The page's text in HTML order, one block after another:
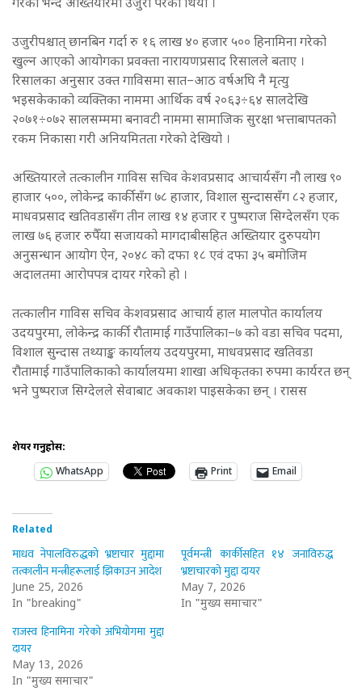
गरेको भन्दै अख्तियारमा उजुरी परेको थियो ।
उजुरीपश्चात् छानबिन गर्दा रु १६ लाख ४० हजार ५०० हिनामिना गरेको
खुल्न आएको आयोगका प्रवक्ता नारायणप्रसाद रिसालले बताए ।
रिसालका अनुसार उक्त गाविसमा सात–आठ वर्षअघि नै मृत्यु
भइसकेकाको व्यक्तिका नाममा आर्थिक वर्ष २०६३÷६४ सालदेखि
२०७१÷०७२ सालसम्ममा बनावटी नाममा सामाजिक सुरक्षा भत्ताबापतको
रकम निकासा गरी अनियमितता गरेको देखियो ।
अख्तियारले तत्कालीन गाविस सचिव केशवप्रसाद आचार्यसँग नौ लाख ९०
हाजार ५००, लोकेन्द्र कार्कीसँग ७८ हाजार, विशाल सुन्दाससँग ८२ हजार,
माधवप्रसाद खतिवडासँग तीन लाख १४ हजार र पुष्पराज सिग्देलसँग एक
लाख ७६ हजार रुपैँया सजायको मागदाबीसहित अख्तियार दुरुपयोग
अनुसन्धान आयोग ऐन, २०४८ को दफा १८ एवं दफा ३५ बमोजिम
अदालतमा आरोपपत्र दायर गरेको हो ।
तत्कालीन गाविस सचिव केशवप्रसाद आचार्य हाल मालपोत कार्यालय
उदयपुरमा, लोकेन्द्र कार्की रौतामाई गाउँपालिका–७ को वडा सचिव पदमा,
विशाल सुन्दास तथ्याङ्क कार्यालय उदयपुरमा, माधवप्रसाद खतिवडा
रौतामाई गाउँपालिकाको कार्यालयमा शाखा अधिकृतका रुपमा कार्यरत छन्
भने पुष्पराज सिग्देलले सेवाबाट अवकाश पाइसकेका छन् । रासस
शेयर गर्नुहोस:
WhatsApp
Print Email
Related
माधव नेपालविरुद्धको भ्रष्टाचार मुद्दामा
तत्कालीन मन्त्रीहरूलाई झिकाउन आदेश
June 25, 2026
In "breaking"
पूर्वमन्त्री कार्कीसहित १४ जनाविरुद्ध
भ्रष्टाचारको मुद्दा दायर
May 7, 2026
In "मुख्य समाचार"
राजस्व हिनामिना गरेको अभियोगमा मुद्दा
दायर
May 13, 2026
In "मुख्य समाचार"